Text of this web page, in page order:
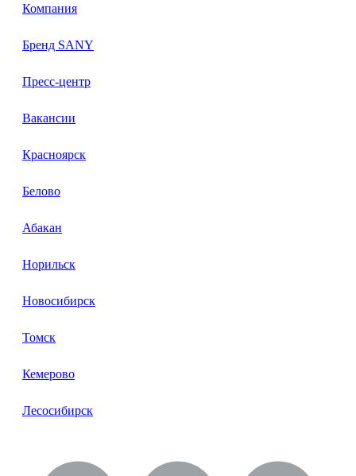
Компания
Бренд SANY
Пресс-центр
Вакансии
Красноярск
Белово
Абакан
Норильск
Новосибирск
Томск
Кемерово
Лесосибирск